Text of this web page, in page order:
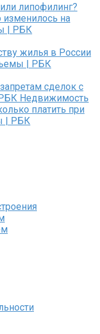
липофилинг?
изменилось на
| РБК
жилья в России
| РБК
сделок с
Недвижимость
платить при
| РБК